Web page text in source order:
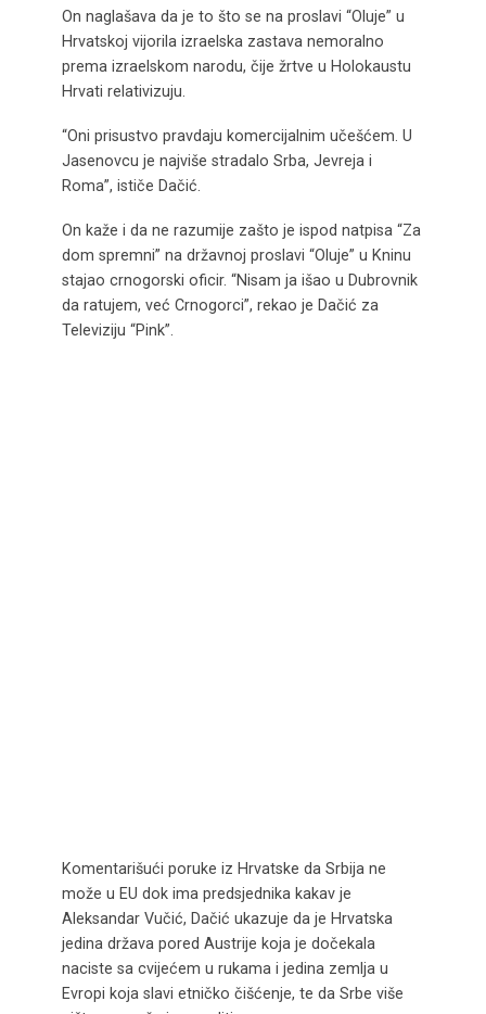
On naglašava da je to što se na proslavi “Oluje” u
Hrvatskoj vijorila izraelska zastava nemoralno
prema izraelskom narodu, čije žrtve u Holokaustu
Hrvati relativizuju.
“Oni prisustvo pravdaju komercijalnim učešćem. U
Jasenovcu je najviše stradalo Srba, Jevreja i
Roma”, ističe Dačić.
On kaže i da ne razumije zašto je ispod natpisa “Za
dom spremni” na državnoj proslavi “Oluje” u Kninu
stajao crnogorski oficir. “Nisam ja išao u Dubrovnik
da ratujem, već Crnogorci”, rekao je Dačić za
Televiziju “Pink”.
Komentarišući poruke iz Hrvatske da Srbija ne
može u EU dok ima predsjednika kakav je
Aleksandar Vučić, Dačić ukazuje da je Hrvatska
jedina država pored Austrije koja je dočekala
naciste sa cvijećem u rukama i jedina zemlja u
Evropi koja slavi etničko čišćenje, te da Srbe više